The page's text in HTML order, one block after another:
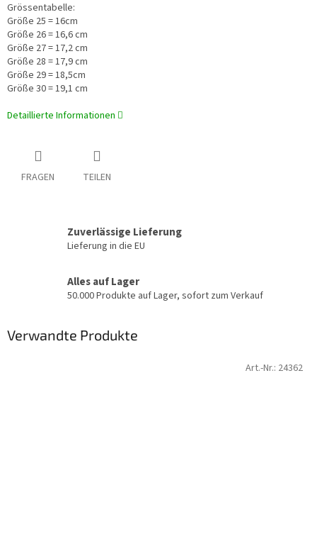
Grössentabelle:
Größe 25 = 16cm
Größe 26 = 16,6 cm
Größe 27 = 17,2 cm
Größe 28 = 17,9 cm
Größe 29 = 18,5cm
Größe 30 = 19,1 cm
Detaillierte Informationen
FRAGEN TEILEN
Zuverlässige Lieferung
Lieferung in die EU
Alles auf Lager
50.000 Produkte auf Lager, sofort zum Verkauf
Verwandte Produkte
Art.-Nr.: 24362